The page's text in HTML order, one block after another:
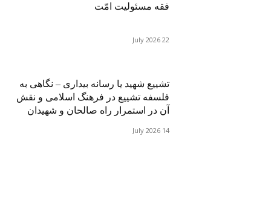
فقه مسئولیت امّت
22 July 2026
تشییع شهید یا رسانه بیداری – نگاهی به
فلسفه تشییع در فرهنگ اسلامی و نقش
آن در استمرار راه صالحان و شهیدان
14 July 2026